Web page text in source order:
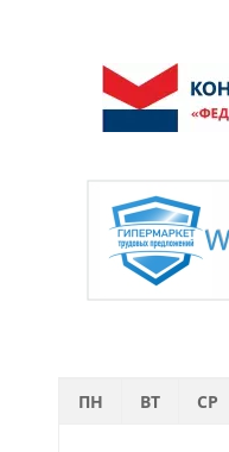
ПН ВТ СР